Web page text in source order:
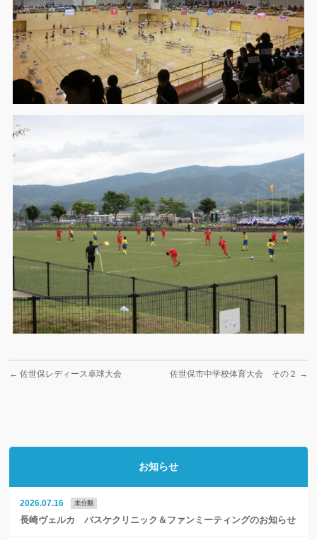
← 佐世保レディース卓球大会 佐世保市中学校体育大会 その２ →
お知らせ
2026.07.16 未分類
長崎ヴェルカ バスケクリニック＆ファンミーティングのお知らせ